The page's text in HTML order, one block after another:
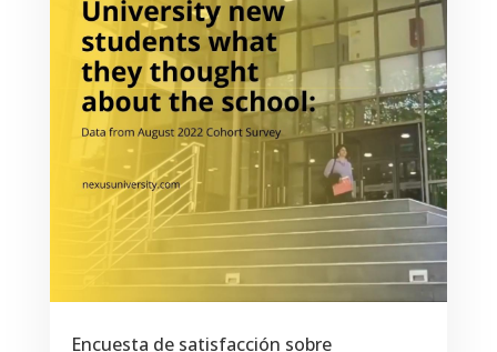
Encuesta de satisfacción sobre